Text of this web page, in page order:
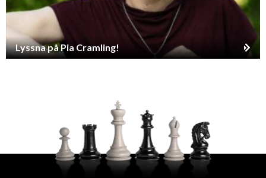
Lyssna på Pia Cramling!